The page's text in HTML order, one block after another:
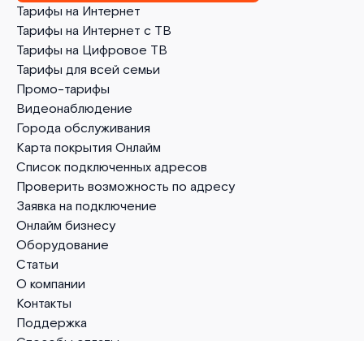
Тарифы на Интернет
Тарифы на Интернет с ТВ
Тарифы на Цифровое ТВ
Тарифы для всей семьи
Промо-тарифы
Видеонаблюдение
Города обслуживания
Карта покрытия Онлайм
Список подключенных адресов
Проверить возможность по адресу
Заявка на подключение
Онлайм бизнесу
Оборудование
Статьи
О компании
Контакты
Поддержка